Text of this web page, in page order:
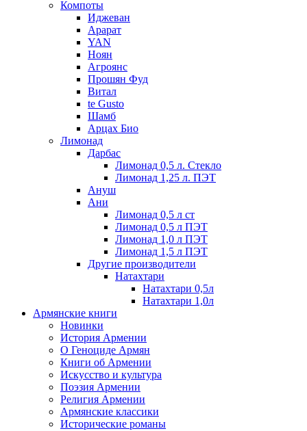
Компоты
Иджеван
Арарат
YAN
Ноян
Агроянс
Прошян Фуд
Витал
te Gusto
Шамб
Арцах Био
Лимонад
Дарбас
Лимонад 0,5 л. Стекло
Лимонад 1,25 л. ПЭТ
Ануш
Ани
Лимонад 0,5 л ст
Лимонад 0,5 л ПЭТ
Лимонад 1,0 л ПЭТ
Лимонад 1,5 л ПЭТ
Другие производители
Натахтари
Натахтари 0,5л
Натахтари 1,0л
Армянские книги
Новинки
История Армении
О Геноциде Армян
Книги об Армении
Иcкусство и культура
Поэзия Армении
Религия Армении
Армянские классики
Исторические романы